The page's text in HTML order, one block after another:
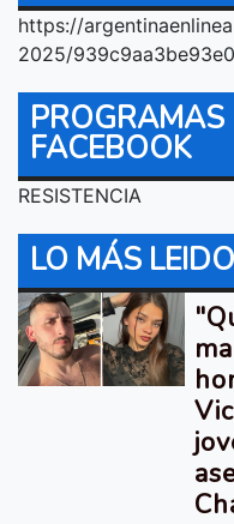
https://
2025/
PROGRAMAS
FACEBOOK
RESISTENCIA
LO MÁS